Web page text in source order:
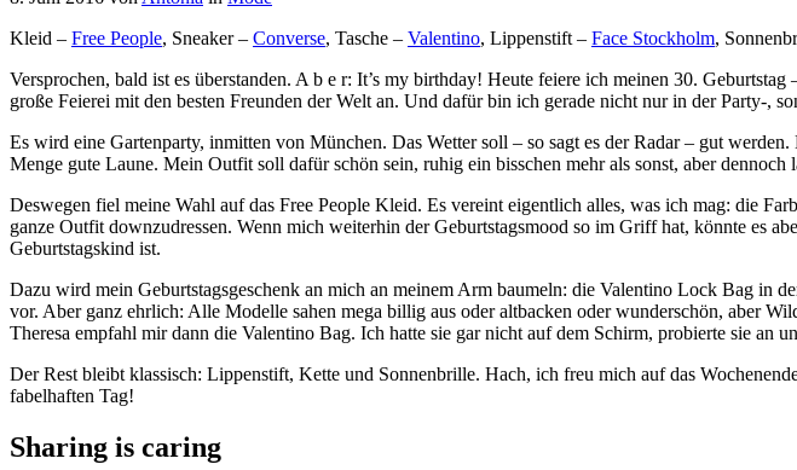
Kleid – Free People, Sneaker – Converse, Tasche – Valentino, Lippenstift – Face Stockholm,
Versprochen, bald ist es überstanden. A b e r: It’s my birthday! Heute feiere ich meinen 30.
große Feierei mit den besten Freunden der Welt an. Und dafür bin ich gerade nicht nur in der Party-,
Es wird eine Gartenparty, inmitten von München. Das Wetter soll – so sagt es der Radar – gut
Menge gute Laune. Mein Outfit soll dafür schön sein, ruhig ein bisschen mehr als sonst, aber dennoch
Deswegen fiel meine Wahl auf das Free People Kleid. Es vereint eigentlich alles, was ich mag: die
ganze Outfit downzudressen. Wenn mich weiterhin der Geburtstagsmood so im Griff hat, könnte es
Geburtstagskind ist.
Dazu wird mein Geburtstagsgeschenk an mich an meinem Arm baumeln: die Valentino Lock Bag in
vor. Aber ganz ehrlich: Alle Modelle sahen mega billig aus oder altbacken oder wunderschön, aber
Theresa empfahl mir dann die Valentino Bag. Ich hatte sie gar nicht auf dem Schirm, probierte sie an
Der Rest bleibt klassisch: Lippenstift, Kette und Sonnenbrille. Hach, ich freu mich auf das
fabelhaften Tag!
Sharing is caring